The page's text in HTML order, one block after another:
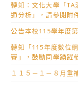
轉知：文化大學「
通分析」，請參閱附
公告本校115學年度
轉知「115年度數位
賽」，鼓勵同學踴躍
１１５－１－８月重